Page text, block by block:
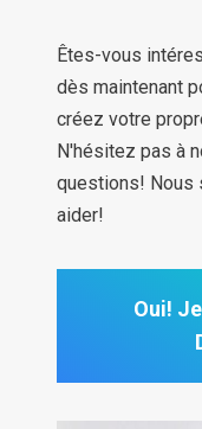
Êtes-vous
dès maintenant
créez votre
N'hésitez pas à
questions! Nous
aider!
Oui!